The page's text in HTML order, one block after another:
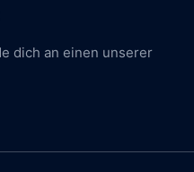
dich an einen unserer